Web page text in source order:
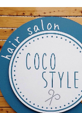
2026-04（1）
2024-06（1）
2019-02（1）